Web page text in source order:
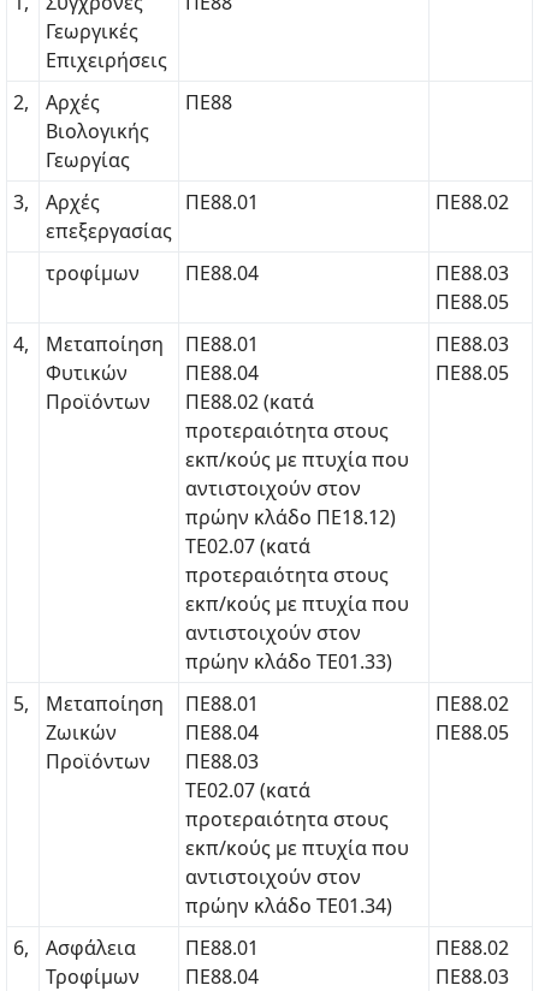
Γεωργικές
Επιχειρήσεις
2,
Αρχές
Βιολογικής
Γεωργίας
ΠΕ88
3,
Αρχές
επεξεργασίας
ΠΕ88.01 ΠΕ88.02
τροφίμων ΠΕ88.04
ΠΕ88.03
ΠΕ88.05
4,
Μεταποίηση
Φυτικών
Προϊόντων
ΠΕ88.01
ΠΕ88.04
ΠΕ88.02 (κατά
προτεραιότητα στους
εκπ/κούς με πτυχία που
αντιστοιχούν στον
πρώην κλάδο ΠΕ18.12)
ΤΕ02.07 (κατά
προτεραιότητα στους
εκπ/κούς με πτυχία που
αντιστοιχούν στον
πρώην κλάδο ΤΕ01.33)
ΠΕ88.03
ΠΕ88.05
5,
Μεταποίηση
Ζωικών
Προϊόντων
ΠΕ88.01
ΠΕ88.04
ΠΕ88.03
ΤΕ02.07 (κατά
προτεραιότητα στους
εκπ/κούς με πτυχία που
αντιστοιχούν στον
πρώην κλάδο ΤΕ01.34)
ΠΕ88.02
ΠΕ88.05
6,
Ασφάλεια
Τροφίμων
ΠΕ88.01
ΠΕ88.04
ΠΕ88.02
ΠΕ88.03